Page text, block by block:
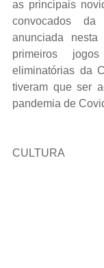
as principais
convocados da
anunciada
primeiros
eliminatórias da
tiveram que ser
pandemia de
CULTURA